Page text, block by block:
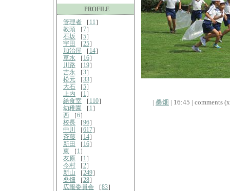
PROFILE
管理者 ［ 11 ］
教頭 ［7］
石坂 ［5］
宇田
［25］
加治屋 ［ 14］
草水 ［ 16］
川路 ［ 19］
吉永 ［3］
松元 ［33］
大石 ［5］
上内 ［ 1 ］
給食室 ［ 110］
幼稚園
［ 1 ］
西 ［6］
校長 ［96］
中川
［617］
斉藤 ［ 14］
新田
［ 16］
東 ［ 1 ］
友原 ［ 1 ］
今村 ［2］
新山 ［249］
桑畑
［28］
広報委員会 ［83］
| 桑畑 | 16:45 | comments